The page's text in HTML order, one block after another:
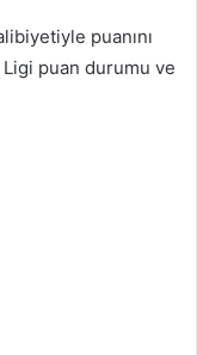
puanını
Ligi puan durumu ve